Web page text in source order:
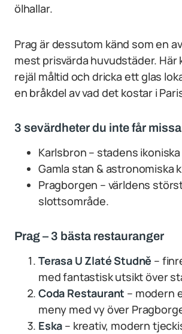
ölhallar.
Prag är dessutom känd som en
mest prisvärda huvudstäder. Här
rejäl måltid och dricka ett glas
en bråkdel av vad det kostar i
3 sevärdheter du inte får
Karlsbron – stadens
Gamla stan & astronomiska
Pragborgen – världens
slottsområde.
Prag – 3 bästa restauranger
Terasa U Zlaté Studně –
med fantastisk utsikt över
Coda Restaurant – modern
meny med vy över
Eska – kreativ, modern